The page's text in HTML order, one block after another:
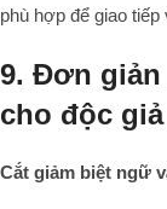
phù hợp để giao
9. Đơn giản
cho độc
Cắt giảm biệt ngữ